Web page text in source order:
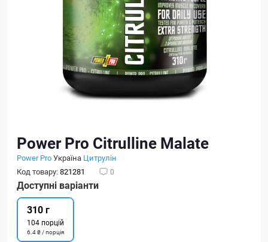
Power Pro Citrulline Malate
Power ProУкраїна Цитрулін
Код товару:821281 0
Доступні варіанти
310 г
104 порцій
6.4 ₴ / порція